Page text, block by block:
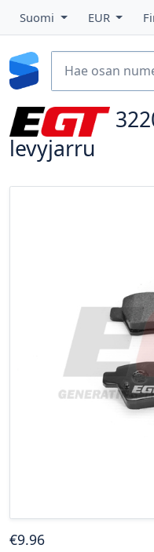
Suomi EUR
levyjarru
€9.96